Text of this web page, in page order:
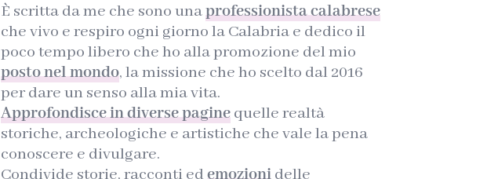
È scritta da me che sono unaprofessionista calabrese
che vivo e respiro ogni giorno la Calabria e dedico il
poco tempo libero che ho alla promozione del mio
posto nel mondo, la missione che ho scelto dal 2016
per dare un senso alla mia vita.
Approfondisce in diverse paginequelle realtà
storiche, archeologiche e artistiche che vale la pena
conoscere e divulgare.
Condivide storie, racconti edemozionidelle